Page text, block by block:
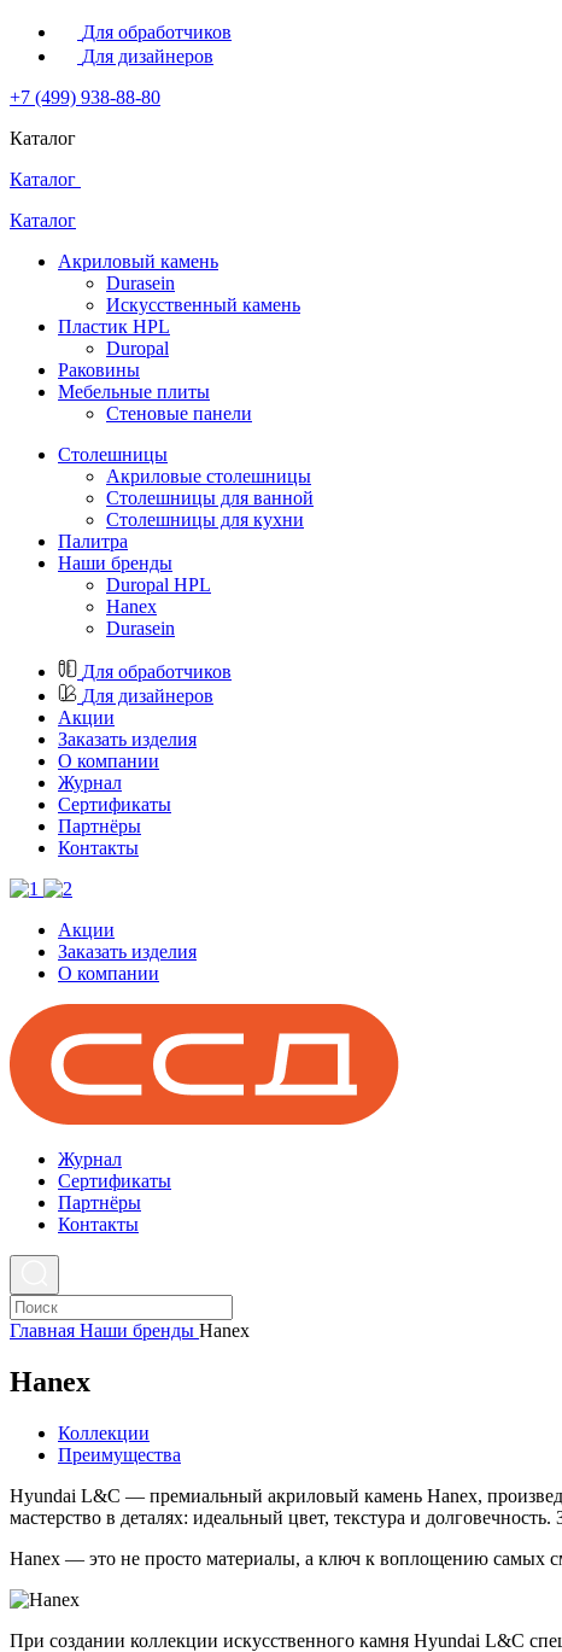
Для обработчиков
Для дизайнеров
+7 (499) 938-88-80
Каталог
Каталог
Каталог
Акриловый камень
Durasein
Искусственный камень
Пластик HPL
Duropal
Раковины
Мебельные плиты
Стеновые панели
Столешницы
Акриловые столешницы
Столешницы для ванной
Столешницы для кухни
Палитра
Наши бренды
Duropal HPL
Hanex
Durasein
Для обработчиков
Для дизайнеров
Акции
Заказать изделия
О компании
Журнал
Cертификаты
Партнёры
Контакты
Акции
Заказать изделия
О компании
Журнал
Cертификаты
Партнёры
Контакты
Главная Наши бренды Hanex
Hanex
Коллекции
Преимущества
Hyundai L&C — премиальный акриловый камень Hanex,
мастерство в деталях: идеальный цвет, текстура и
Hanex — это не просто материалы, а ключ к воплощению самых
При создании коллекции искусственного камня Hyundai L&C